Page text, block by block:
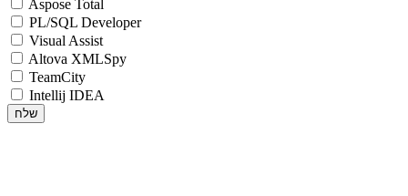
Aspose Total
PL/SQL Developer
Visual Assist
Altova XMLSpy
TeamCity
Intellij IDEA